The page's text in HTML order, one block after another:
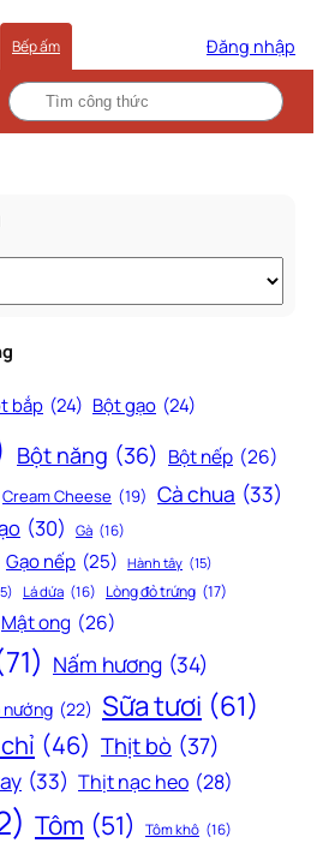
Bếp ấm Đăng nhập
bắp (24) Bột gạo (24)
Bột năng (36) Bột nếp (26)
Cream Cheese (19) Cà chua (33)
(30) Gà (16)
Gạo nếp (25) Hành tây (15)
Lá dứa (16) Lòng đỏ trứng (17)
Mật ong (26)
Nấm hương (34)
nướng (22) Sữa tươi (61)
(46) Thịt bò (37)
(33) Thịt nạc heo (28)
Tôm (51) Tôm khô (16)